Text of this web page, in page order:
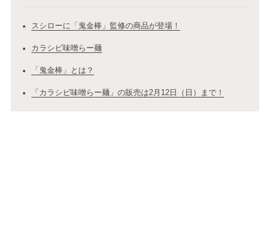
スシローに「鬼金棒」監修の商品が登場！
カラシビ味噌らー麺
「鬼金棒」とは？
「カラシビ味噌らー麺」の販売は2月12日（日）まで！